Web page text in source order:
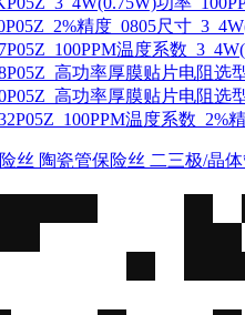
精度_0805尺寸
温度系数
高功率厚膜贴片电阻选
高功率厚膜贴片电阻选
温度系数
丝 陶瓷管保险丝 二三极/晶